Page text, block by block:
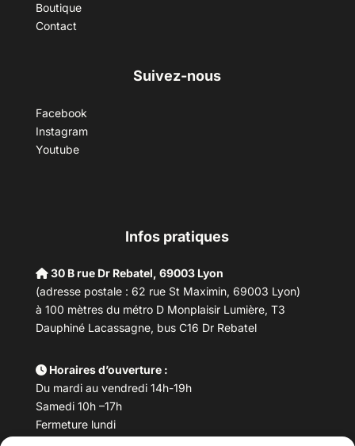
Boutique
Contact
Suivez-nous
Facebook
Instagram
Youtube
Infos pratiques
30 B rue Dr Rebatel, 69003 Lyon
(adresse postale : 62 rue St Maximin, 69003 Lyon)
à 100 mètres du métro D Monplaisir Lumière, T3
Dauphiné Lacassagne, bus C16 Dr Rebatel
Horaires d’ouverture :
Du mardi au vendredi 14h-19h
Samedi 10h –17h
Fermeture lundi